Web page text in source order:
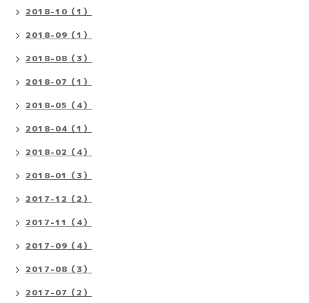
2018-10（1）
2018-09（1）
2018-08（3）
2018-07（1）
2018-05（4）
2018-04（1）
2018-02（4）
2018-01（3）
2017-12（2）
2017-11（4）
2017-09（4）
2017-08（3）
2017-07（2）